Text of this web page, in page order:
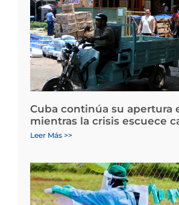
Cuba continúa su apertura
mientras la crisis escuece
Leer Más >>